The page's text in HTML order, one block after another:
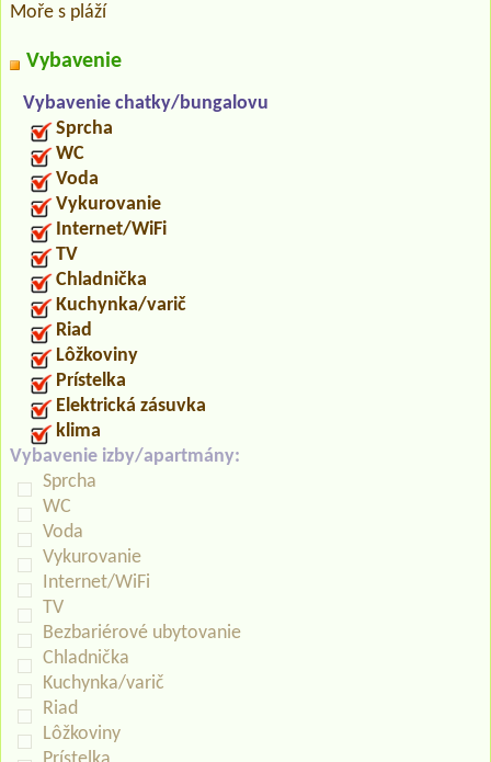
Moře s pláží
Vybavenie
Vybavenie chatky/bungalovu
Sprcha
WC
Voda
Vykurovanie
Internet/WiFi
TV
Chladnička
Kuchynka/varič
Riad
Lôžkoviny
Prístelka
Elektrická zásuvka
klima
Vybavenie izby/apartmány:
Sprcha
WC
Voda
Vykurovanie
Internet/WiFi
TV
Bezbariérové ubytovanie
Chladnička
Kuchynka/varič
Riad
Lôžkoviny